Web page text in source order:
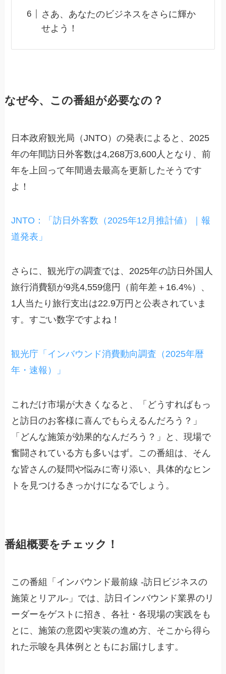
さあ、あなたのビジネスをさらに輝か
せよう！
なぜ今、この番組が必要なの？
日本政府観光局（JNTO）の発表によると、2025
年の年間訪日外客数は4,268万3,600人となり、前
年を上回って年間過去最高を更新したそうです
よ！
JNTO：「訪日外客数（2025年12月推計値）｜報
道発表」
さらに、観光庁の調査では、2025年の訪日外国人
旅行消費額が9兆4,559億円（前年差＋16.4%）、
1人当たり旅行支出は22.9万円と公表されていま
す。すごい数字ですよね！
観光庁「インバウンド消費動向調査（2025年暦
年・速報）」
これだけ市場が大きくなると、「どうすればもっ
と訪日のお客様に喜んでもらえるんだろう？」
「どんな施策が効果的なんだろう？」と、現場で
奮闘されている方も多いはず。この番組は、そん
な皆さんの疑問や悩みに寄り添い、具体的なヒン
トを見つけるきっかけになるでしょう。
番組概要をチェック！
この番組「インバウンド最前線 -訪日ビジネスの
施策とリアル-」では、訪日インバウンド業界のリ
ーダーをゲストに招き、各社・各現場の実践をも
とに、施策の意図や実装の進め方、そこから得ら
れた示唆を具体例とともにお届けします。